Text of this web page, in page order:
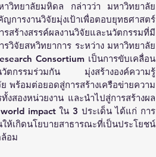
าวิทยาลัยมหิดล
กล่าวว่า มหาวิทยาลัย
ารงานวิจัยมุ่งเป้าเพื่อตอบยุทธศาสตร์
างสรรค์ผลงานวิจัยและนวัตกรรมที่มี
วิจัยสหวิทยาการ ระหว่าง มหาวิทยาลัย
Consortium เป็นการขับเคลื่อน
นวัตกรรมร่วมกัน มุ่งสร้างองค์ความรู้
พร้อมต่อยอดสู่การสร้างเครือข่ายความ
งสองหน่วยงาน และนำไปสู่การสร้างผล
impact ใน 3 ประเด็น ได้แก่ การ
กิดนโยบายสาธารณะที่เป็นประโยชน์
อม